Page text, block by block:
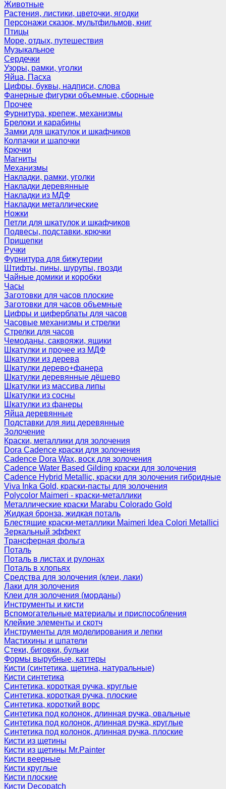
Животные
Растения, листики, цветочки, ягодки
Персонажи сказок, мультфильмов, книг
Птицы
Море, отдых, путешествия
Музыкальное
Сердечки
Узоры, рамки, уголки
Яйца, Пасха
Цифры, буквы, надписи, слова
Фанерные фигурки объемные, сборные
Прочее
Фурнитура, крепеж, механизмы
Брелоки и карабины
Замки для шкатулок и шкафчиков
Колпачки и шапочки
Крючки
Магниты
Механизмы
Накладки, рамки, уголки
Накладки деревянные
Накладки из МДФ
Накладки металлические
Ножки
Петли для шкатулок и шкафчиков
Подвесы, подставки, крючки
Прищепки
Ручки
Фурнитура для бижутерии
Штифты, пины, шурупы, гвозди
Чайные домики и коробки
Часы
Заготовки для часов плоские
Заготовки для часов объемные
Цифры и циферблаты для часов
Часовые механизмы и стрелки
Стрелки для часов
Чемоданы, саквояжи, ящики
Шкатулки и прочее из МДФ
Шкатулки из дерева
Шкатулки дерево+фанера
Шкатулки деревянные дёшево
Шкатулки из массива липы
Шкатулки из сосны
Шкатулки из фанеры
Яйца деревянные
Подставки для яиц деревянные
Золочение
Краски, металлики для золочения
Dora Cadence краски для золочения
Cadence Dora Wax, воск для золочения
Cadence Water Based Gilding краски для золочения
Cadence Hybrid Metallic, краски для золочения гибридные
Viva Inka Gold, краски-пасты для золочения
Polycolor Maimeri - краски-металлики
Металлические краски Marabu Colorado Gold
Жидкая бронза, жидкая поталь
Блестящие краски-металлики Maimeri Idea Colori Metallici
Зеркальный эффект
Трансферная фольга
Поталь
Поталь в листах и рулонах
Поталь в хлопьях
Средства для золочения (клеи, лаки)
Лаки для золочения
Клеи для золочения (морданы)
Инструменты и кисти
Вспомогательные материалы и приспособления
Клейкие элементы и скотч
Инструменты для моделирования и лепки
Мастихины и шпатели
Стеки, биговки, бульки
Формы вырубные, каттеры
Кисти (синтетика, щетина, натуральные)
Кисти синтетика
Синтетика, короткая ручка, круглые
Синтетика, короткая ручка, плоские
Синтетика, короткий ворс
Синтетика под колонок, длинная ручка, овальные
Синтетика под колонок, длинная ручка, круглые
Синтетика под колонок, длинная ручка, плоские
Кисти из щетины
Кисти из щетины Mr.Painter
Кисти веерные
Кисти круглые
Кисти плоские
Кисти Decopatch